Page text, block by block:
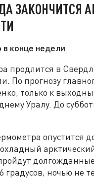
ЗАКОНЧИТСЯ
в конце недели
продлится в
По прогнозу
только к
Уралу. До
опустится
градусов, ночью не